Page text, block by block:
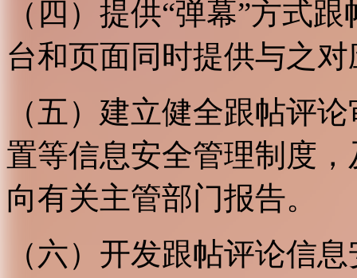
（四）提供“弹幕”方式
台和页面同时提供与之
（五）建立健全跟帖评
置等信息安全管理制度
向有关主管部门报告。
（六）开发跟帖评论信